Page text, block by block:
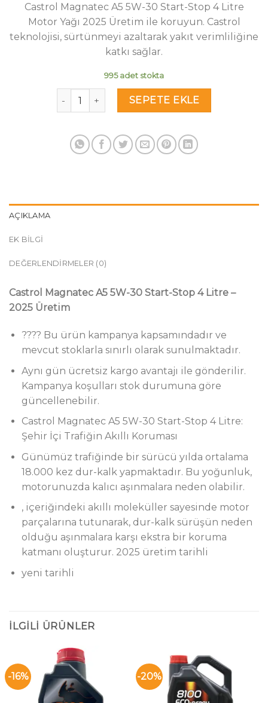
Castrol Magnatec A5 5W-30 Start-Stop 4 Litre
Motor Yağı 2025 Üretim ile koruyun. Castrol
teknolojisi, sürtünmeyi azaltarak yakıt verimliliğine
katkı sağlar.
995 adet stokta
Castrol Magnatec A5 5W-30 Start-Stop 4 Litre -
SEPETE EKLE
AÇIKLAMA
EK BILGI
DEĞERLENDIRMELER (0)
Castrol Magnatec A5 5W-30 Start-Stop 4 Litre –
2025 Üretim
???? Bu ürün kampanya kapsamındadır ve
mevcut stoklarla sınırlı olarak sunulmaktadır.
Aynı gün ücretsiz kargo avantajı ile gönderilir.
Kampanya koşulları stok durumuna göre
güncellenebilir.
Castrol Magnatec A5 5W-30 Start-Stop 4 Litre:
Şehir İçi Trafiğin Akıllı Koruması
Günümüz trafiğinde bir sürücü yılda ortalama
18.000 kez dur-kalk yapmaktadır. Bu yoğunluk,
motorunuzda kalıcı aşınmalara neden olabilir.
, içeriğindeki akıllı moleküller sayesinde motor
parçalarına tutunarak, dur-kalk sürüşün neden
olduğu aşınmalara karşı ekstra bir koruma
katmanı oluşturur. 2025 üretim tarihli
yeni tarihli
İLGILI ÜRÜNLER
-16% -20%